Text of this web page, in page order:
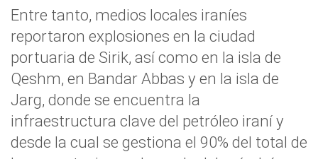
Entre tanto, medios locales iraníes
reportaron explosiones en la ciudad
portuaria de Sirik, así como en la isla de
Qeshm, en Bandar Abbas y en la isla de
Jarg, donde se encuentra la
infraestructura clave del petróleo iraní y
desde la cual se gestiona el 90% del total de